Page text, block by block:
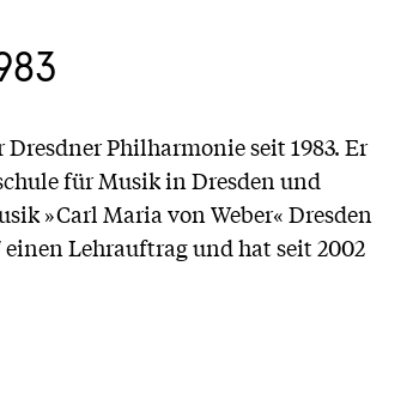
Philharmonie seit 1983. Er
für Musik in Dresden und
»Carl Maria von Weber« Dresden
einen Lehrauftrag und hat seit 2002